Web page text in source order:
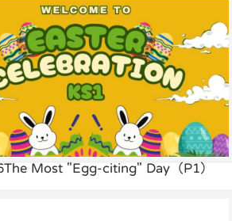
The Most "Egg-citing" Day（P1）